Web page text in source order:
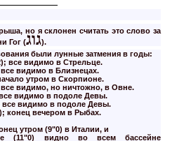
но я склонен считать это слово за
Гог (
גוג ).
были лунные затмения в годы:
все видимо в Стрельце.
видимо в Близнецах.
утром в Скорпионе.
видимо, но ничтожно, в Овне.
видимо в подоле Девы.
все видимо в подоле Девы.
конец вечером в Рыбах.
утром (9"0) в Италии, и
(11"0) видно во всем бассейне